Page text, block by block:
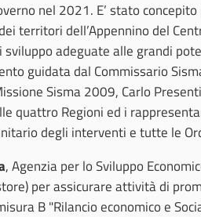
nel 2021. E’ stato
territori dell’Appennino del
sviluppo adeguate alle grandi
guidata dal Commissario
Sisma 2009, Carlo
quattro Regioni ed i
degli interventi e tutte le
, Agenzia per lo Sviluppo
per assicurare attività di
B "Rilancio economico e